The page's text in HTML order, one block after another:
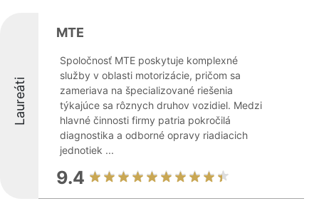
Laureáti
MTE
Spoločnosť MTE poskytuje komplexné
služby v oblasti motorizácie, pričom sa
zameriava na špecializované riešenia
týkajúce sa rôznych druhov vozidiel. Medzi
hlavné činnosti firmy patria pokročilá
diagnostika a odborné opravy riadiacich
jednotiek ...
9.4